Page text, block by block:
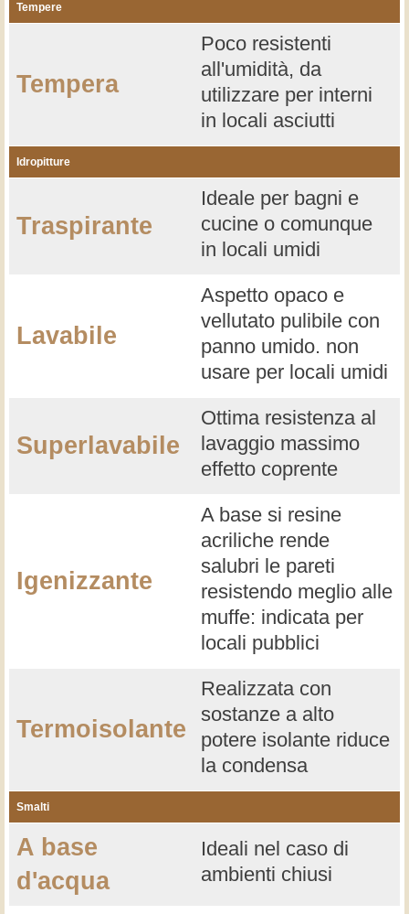
Tempere
Tempera
Poco resistenti
all'umidità, da
utilizzare per interni
in locali asciutti
Idropitture
Traspirante
Ideale per bagni e
cucine o comunque
in locali umidi
Lavabile
Aspetto opaco e
vellutato pulibile con
panno umido. non
usare per locali umidi
Superlavabile
Ottima resistenza al
lavaggio massimo
effetto coprente
Igenizzante
A base si resine
acriliche rende
salubri le pareti
resistendo meglio alle
muffe: indicata per
locali pubblici
Termoisolante
Realizzata con
sostanze a alto
potere isolante riduce
la condensa
Smalti
A base
d'acqua
Ideali nel caso di
ambienti chiusi